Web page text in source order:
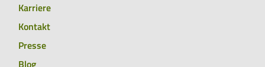
Karriere
Kontakt
Presse